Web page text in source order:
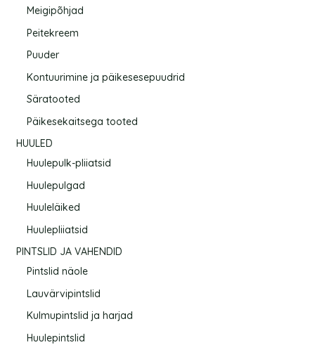
Meigipõhjad
Peitekreem
Puuder
Kontuurimine ja päikesesepuudrid
Säratooted
Päikesekaitsega tooted
HUULED
Huulepulk-pliiatsid
Huulepulgad
Huuleläiked
Huulepliiatsid
PINTSLID JA VAHENDID
Pintslid näole
Lauvärvipintslid
Kulmupintslid ja harjad
Huulepintslid